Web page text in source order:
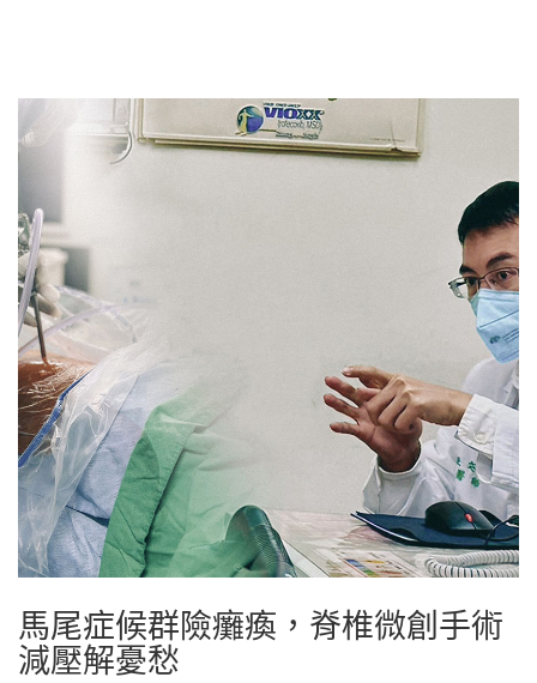
馬尾症候群險癱瘓，脊椎微創手術
減壓解憂愁